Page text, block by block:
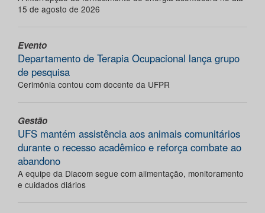
15 de agosto de 2026
Evento
Departamento de Terapia Ocupacional lança grupo
de pesquisa
Cerimônia contou com docente da UFPR
Gestão
UFS mantém assistência aos animais comunitários
durante o recesso acadêmico e reforça combate ao
abandono
A equipe da Diacom segue com alimentação, monitoramento
e cuidados diários